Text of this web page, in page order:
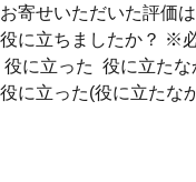
お寄せいただいた評価
役に立ちましたか？ ※
役に立った 役に立たな
役に立った(役に立たな